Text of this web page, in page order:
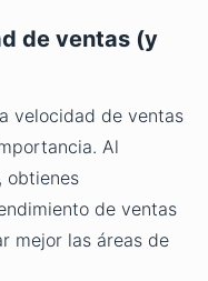
de ventas (y
velocidad de ventas
Al
obtienes
de ventas
mejor las áreas de